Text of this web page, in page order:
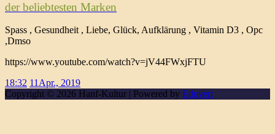
der beliebtesten Marken
Spass , Gesundheit , Liebe, Glück, Aufklärung , Vitamin D3 , Opc
,Dmso
https://www.youtube.com/watch?v=jV44FWxjFTU
18:32 11 Apr., 2019
Copyright © 2026 Hanf-Kultur | Powered by Eduvert